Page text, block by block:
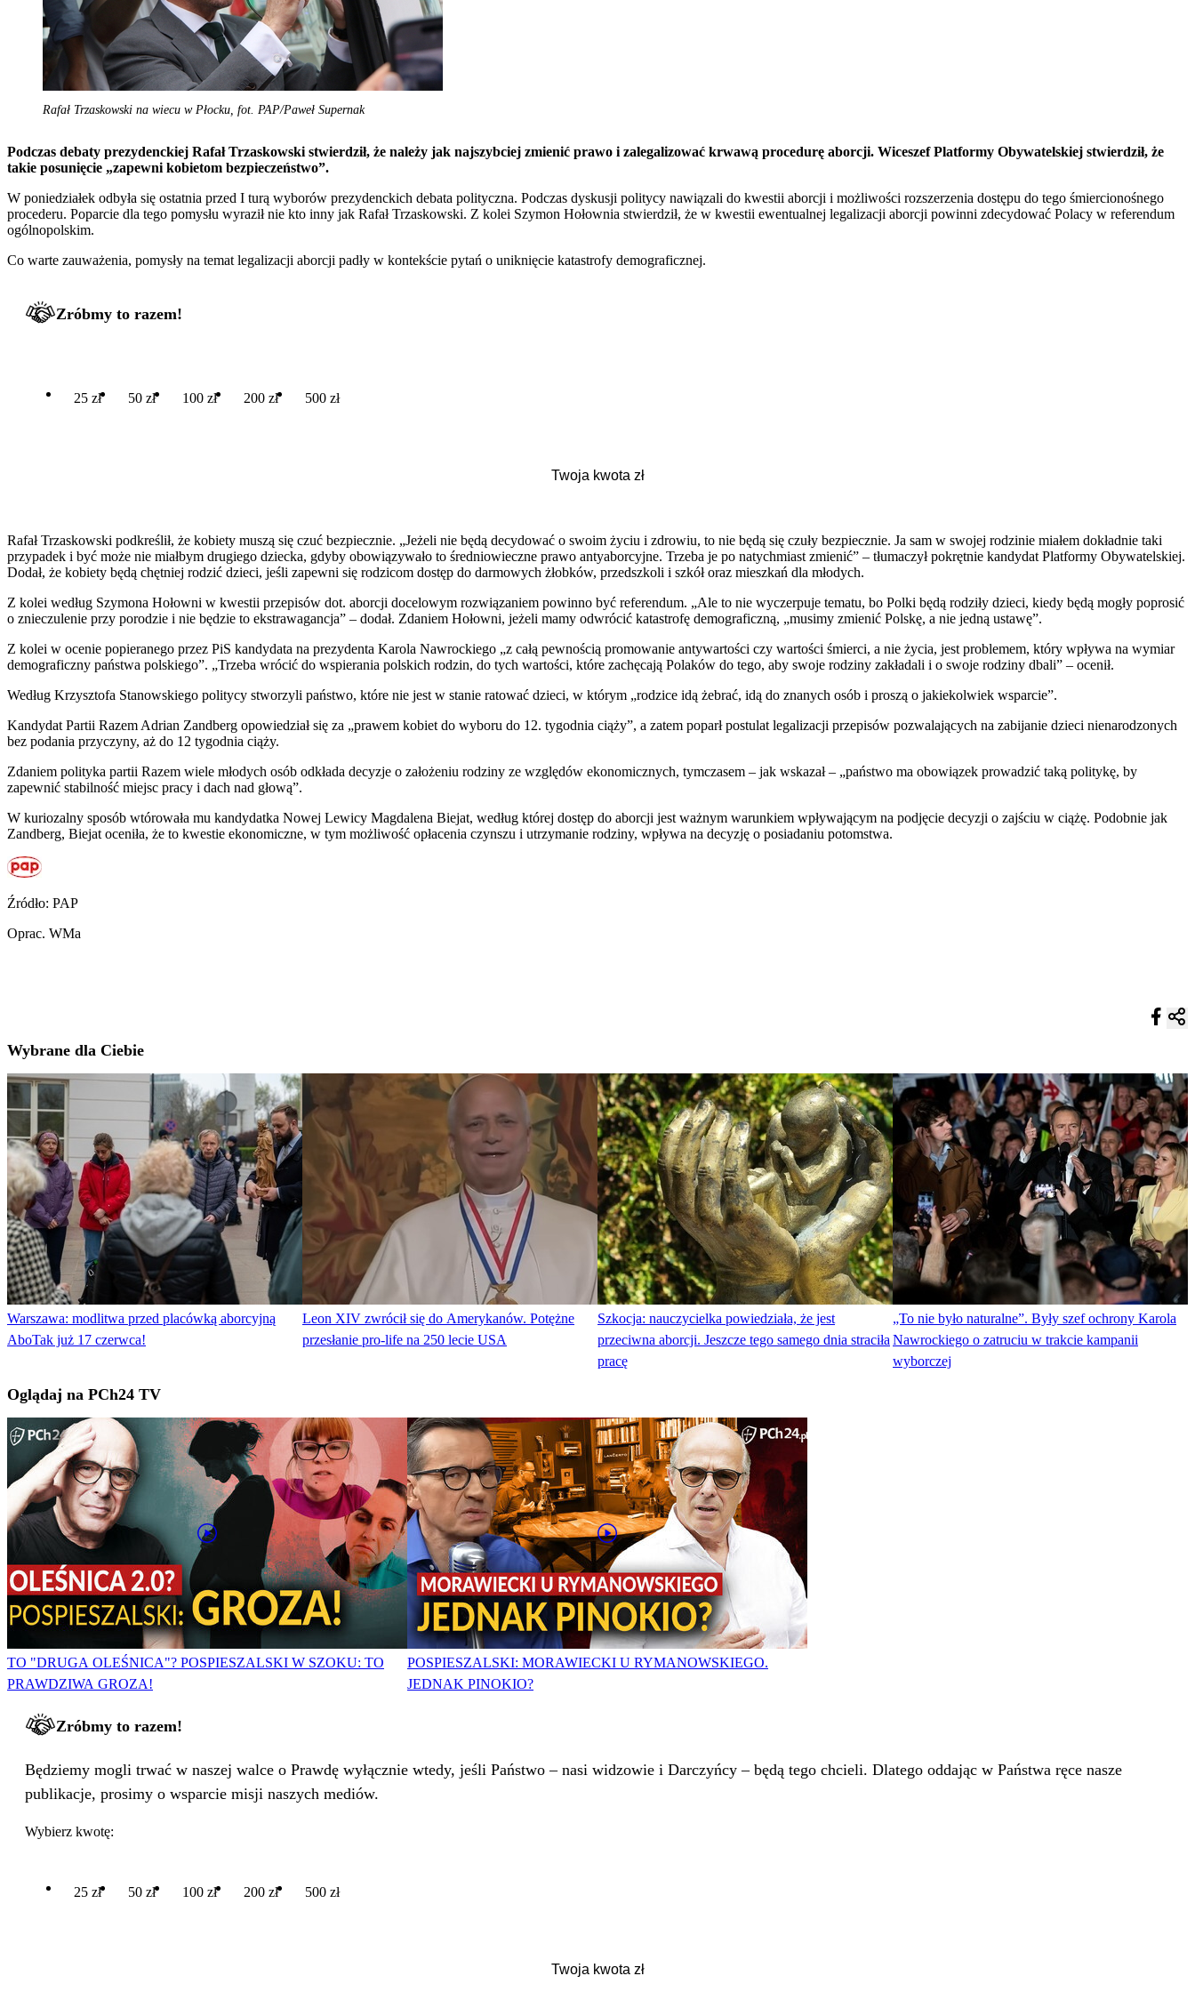
Rafał Trzaskowski na wiecu w Płocku, fot. PAP/Paweł Supernak
Podczas debaty prezydenckiej Rafał Trzaskowski stwierdził, że należy jak najszybciej zmienić prawo i zalegalizować krwawą procedurę aborcji. Wiceszef Platformy Obywatelskiej stwierdził, że
takie posunięcie „zapewni kobietom bezpieczeństwo”.
W poniedziałek odbyła się ostatnia przed I turą wyborów prezydenckich debata polityczna. Podczas dyskusji politycy nawiązali do kwestii aborcji i możliwości rozszerzenia dostępu do tego śmiercionośnego
procederu. Poparcie dla tego pomysłu wyraził nie kto inny jak Rafał Trzaskowski. Z kolei Szymon Hołownia stwierdził, że w kwestii ewentualnej legalizacji aborcji powinni zdecydować Polacy w referendum
ogólnopolskim.
Co warte zauważenia, pomysły na temat legalizacji aborcji padły w kontekście pytań o uniknięcie katastrofy demograficznej.
Zróbmy to razem!
25 zł 50 zł 100 zł 200 zł 500 zł
Rafał Trzaskowski podkreślił, że kobiety muszą się czuć bezpiecznie. „Jeżeli nie będą decydować o swoim życiu i zdrowiu, to nie będą się czuły bezpiecznie. Ja sam w swojej rodzinie miałem dokładnie taki
przypadek i być może nie miałbym drugiego dziecka, gdyby obowiązywało to średniowieczne prawo antyaborcyjne. Trzeba je po natychmiast zmienić” – tłumaczył pokrętnie kandydat Platformy Obywatelskiej.
Dodał, że kobiety będą chętniej rodzić dzieci, jeśli zapewni się rodzicom dostęp do darmowych żłobków, przedszkoli i szkół oraz mieszkań dla młodych.
Z kolei według Szymona Hołowni w kwestii przepisów dot. aborcji docelowym rozwiązaniem powinno być referendum. „Ale to nie wyczerpuje tematu, bo Polki będą rodziły dzieci, kiedy będą mogły poprosić
o znieczulenie przy porodzie i nie będzie to ekstrawagancja” – dodał. Zdaniem Hołowni, jeżeli mamy odwrócić katastrofę demograficzną, „musimy zmienić Polskę, a nie jedną ustawę”.
Z kolei w ocenie popieranego przez PiS kandydata na prezydenta Karola Nawrockiego „z całą pewnością promowanie antywartości czy wartości śmierci, a nie życia, jest problemem, który wpływa na wymiar
demograficzny państwa polskiego”. „Trzeba wrócić do wspierania polskich rodzin, do tych wartości, które zachęcają Polaków do tego, aby swoje rodziny zakładali i o swoje rodziny dbali” – ocenił.
Według Krzysztofa Stanowskiego politycy stworzyli państwo, które nie jest w stanie ratować dzieci, w którym „rodzice idą żebrać, idą do znanych osób i proszą o jakiekolwiek wsparcie”.
Kandydat Partii Razem Adrian Zandberg opowiedział się za „prawem kobiet do wyboru do 12. tygodnia ciąży”, a zatem poparł postulat legalizacji przepisów pozwalających na zabijanie dzieci nienarodzonych
bez podania przyczyny, aż do 12 tygodnia ciąży.
Zdaniem polityka partii Razem wiele młodych osób odkłada decyzje o założeniu rodziny ze względów ekonomicznych, tymczasem – jak wskazał – „państwo ma obowiązek prowadzić taką politykę, by
zapewnić stabilność miejsc pracy i dach nad głową”.
W kuriozalny sposób wtórowała mu kandydatka Nowej Lewicy Magdalena Biejat, według której dostęp do aborcji jest ważnym warunkiem wpływającym na podjęcie decyzji o zajściu w ciążę. Podobnie jak
Zandberg, Biejat oceniła, że to kwestie ekonomiczne, w tym możliwość opłacenia czynszu i utrzymanie rodziny, wpływa na decyzję o posiadaniu potomstwa.
Źródło: PAP
Oprac. WMa
Wybrane dla Ciebie
Warszawa: modlitwa przed placówką aborcyjną
AboTak już 17 czerwca!
Leon XIV zwrócił się do Amerykanów. Potężne
przesłanie pro-life na 250 lecie USA
Szkocja: nauczycielka powiedziała, że jest
przeciwna aborcji. Jeszcze tego samego dnia straciła
pracę
„To nie było naturalne”. Były szef ochrony Karola
Nawrockiego o zatruciu w trakcie kampanii
wyborczej
Oglądaj na PCh24 TV
TO "DRUGA OLEŚNICA"? POSPIESZALSKI W SZOKU: TO
PRAWDZIWA GROZA!
POSPIESZALSKI: MORAWIECKI U RYMANOWSKIEGO.
JEDNAK PINOKIO?
Zróbmy to razem!
Będziemy mogli trwać w naszej walce o Prawdę wyłącznie wtedy, jeśli Państwo – nasi widzowie i Darczyńcy – będą tego chcieli. Dlatego oddając w Państwa ręce nasze
publikacje, prosimy o wsparcie misji naszych mediów.
Wybierz kwotę:
25 zł 50 zł 100 zł 200 zł 500 zł